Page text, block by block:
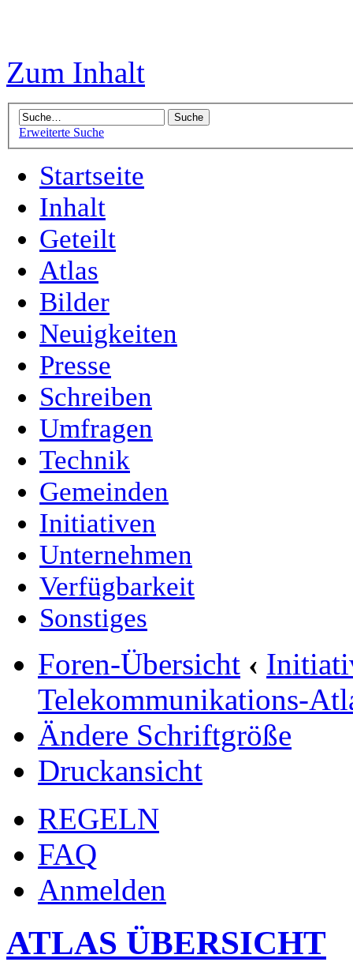
Zum Inhalt
Erweiterte Suche
Startseite
Inhalt
Geteilt
Atlas
Bilder
Neuigkeiten
Presse
Schreiben
Umfragen
Technik
Gemeinden
Initiativen
Unternehmen
Verfügbarkeit
Sonstiges
Foren-Übersicht ‹
Telekommunikations-
Ändere Schriftgröße
Druckansicht
REGELN
FAQ
Anmelden
ATLAS ÜBERSICHT